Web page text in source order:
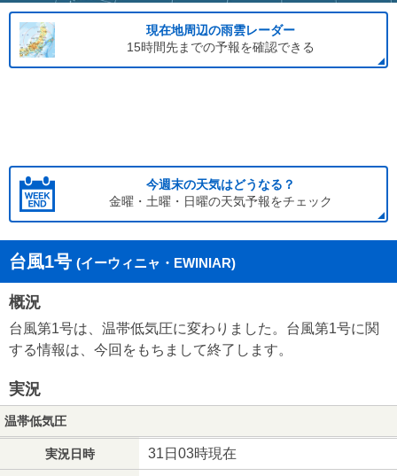
現在地周辺の雨雲レーダー
15時間先までの予報を確認できる
今週末の天気はどうなる？
金曜・土曜・日曜の天気予報をチェック
台風1号 (イーウィニャ・EWINIAR)
概況
台風第1号は、温帯低気圧に変わりました。台風第1号に関
する情報は、今回をもちまして終了します。
実況
温帯低気圧
実況日時 31日03時現在